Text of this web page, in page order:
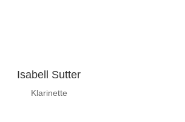
Isabell Sutter
Klarinette